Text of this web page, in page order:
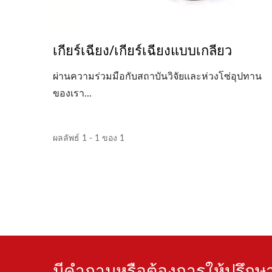
เกียร์เฉียง/เกียร์เฉียงแบบเกลียว
ผ่านความร่วมมือกับสถาบันวิจัยและห่วงโซ่อุปทาน
ของเรา...
ผลลัพธ์ 1 - 1 ของ 1